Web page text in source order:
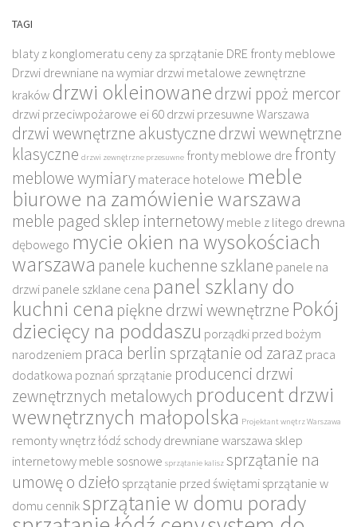
TAGI
blaty z konglomeratu ceny za sprzątanie DRE fronty meblowe
Drzwi drewniane na wymiardrzwi metalowe zewnętrzne
kraków drzwi okleinowanedrzwi ppoż mercor
drzwi przeciwpożarowe ei 60drzwi przesuwne Warszawa
drzwi wewnętrzne akustycznedrzwi wewnętrzne
klasyczne drzwi zewnętrzne przesuwne fronty meblowe drefronty
meblowe wymiarymaterace hotelowe meble
biurowe na zamówienie warszawa
meble paged sklep internetowymeble z litego drewna
dębowego mycie okien na wysokościach
warszawa panele kuchenne szklane panele na
drzwipanele szklane cena panel szklany do
kuchni cena piękne drzwi wewnętrzne Pokój
dziecięcy na poddaszu porządki przed bożym
narodzeniem praca berlin sprzątanie od zarazpraca
dodatkowa poznań sprzątanie producenci drzwi
zewnętrznych metalowych producent drzwi
wewnętrznych małopolska Projektant wnętrz Warszawa
remonty wnętrz łódź schody drewniane warszawa sklep
internetowy meble sosnowe sprzątanie kalisz sprzątanie na
umowę o dzieło sprzątanie przed świętamisprzątanie w
domu cenniksprzątanie w domu porady